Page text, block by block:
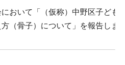
おいて「（仮称）中野区子ども
（骨子）について」を報告しま